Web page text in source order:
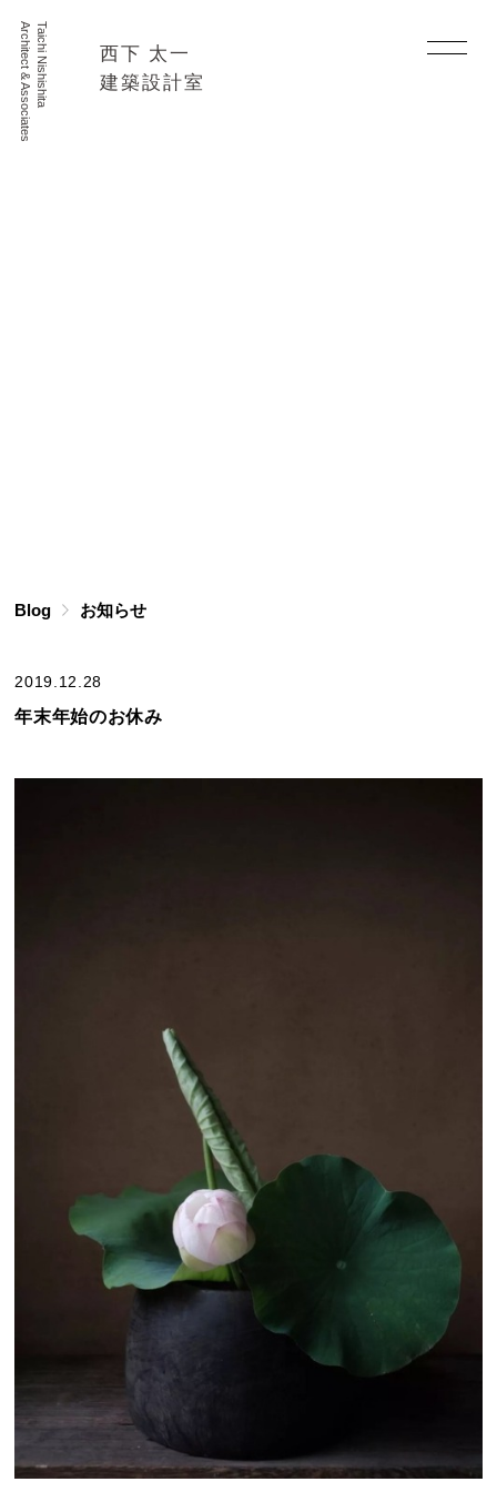
Taichi Nishishita
Architect & Associates
西下 太一
建築設計室
Blog お知らせ
年末年始のお休み
2019.12.28